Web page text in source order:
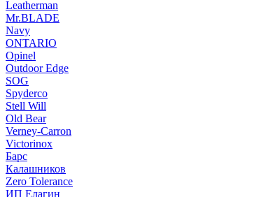
Leatherman
Mr.BLADE
Navy
ONTARIO
Opinel
Outdoor Edge
SOG
Spyderco
Stell Will
Old Bear
Verney-Carron
Victorinox
Барс
Калашников
Zero Tolerance
ИП Елагин